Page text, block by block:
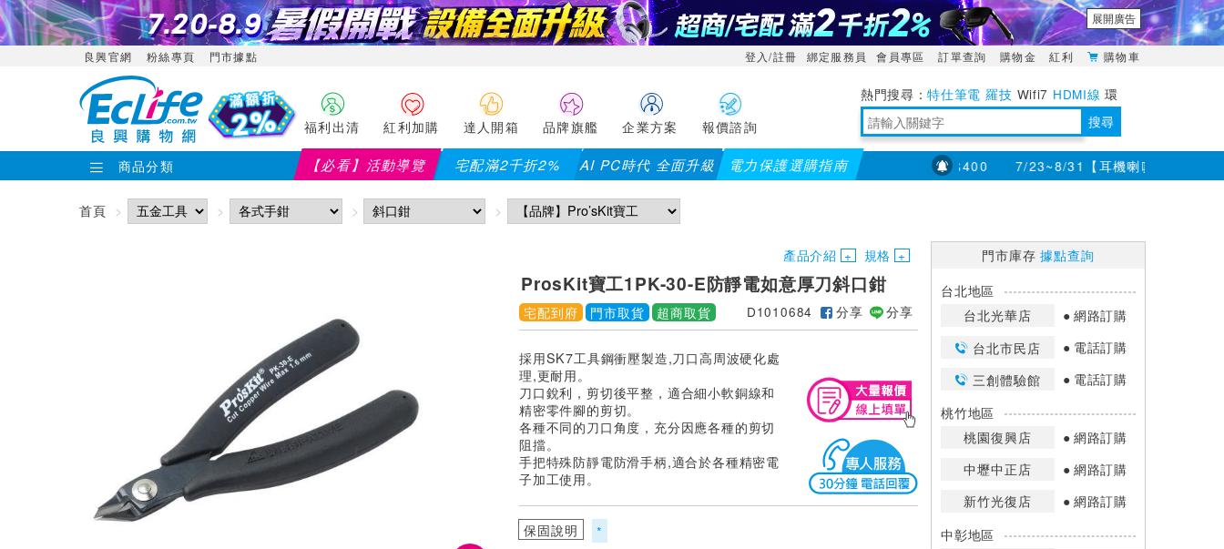
展開廣告
良興官網 粉絲專頁 門市據點 登入/註冊 綁定服務員 會員專區 訂單查詢 購物金 紅利 購物車
福利出清 紅利加購 達人開箱 品牌旗艦 企業方案 報價諮詢
特仕筆電 羅技 Wifi7 HDMI線 環
境量測 明緯POWER 搜尋
商品分類 【必看】活動導覽 宅配滿2千折2% AI PC時代 全面升級 電力保護選購指南
【PX大通】全館滿千折百(部分品項不適用，滿2千折200...) 儀錶指定款單筆滿8000折200 (最高可折$400 7/23~8/31【耳機喇叭】滿千折百 (
首頁
產品介紹 規格
ProsKit寶工1PK-30-E防靜電如意厚刀斜口鉗
宅配到府 門市取貨 超商取貨 D1010684 分享 分享
採用SK7工具鋼衝壓製造,刀口高周波硬化處
理,更耐用。
刀口銳利，剪切後平整，適合細小軟銅線和
精密零件腳的剪切。
各種不同的刀口角度，充分因應各種的剪切
阻擋。
手把特殊防靜電防滑手柄,適合於各種精密電
子加工使用。
保固說明 *
門市庫存據點查詢
台北地區
台北光華店
網路訂購
台北市民店
電話訂購
三創體驗館
電話訂購
桃竹地區
桃園復興店
網路訂購
中壢中正店
網路訂購
新竹光復店
網路訂購
中彰地區